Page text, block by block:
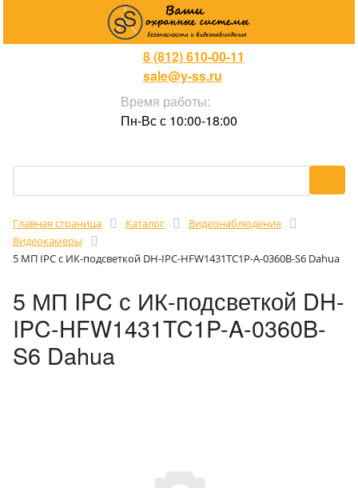
8 (812) 610-00-11
sale@y-ss.ru
Время работы:
Пн-Вс с 10:00-18:00
Главная страница Каталог
Видеонаблюдение
Видеокамеры
5 МП IPC с ИК-подсветкой DH-IPC-HFW1431TC1P-A-0360B-S6 Dahua
5 МП IPC с ИК-подсветкой DH-
IPC-HFW1431TC1P-A-0360B-
S6 Dahua